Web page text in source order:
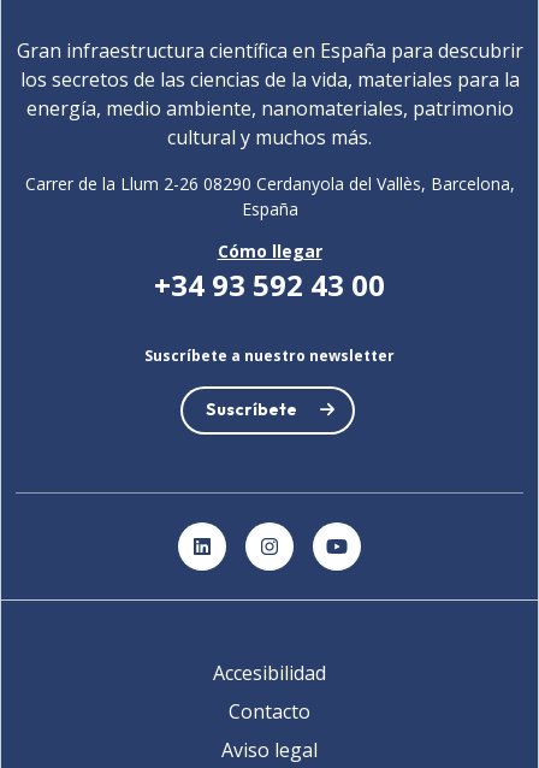
Gran infraestructura científica en España para descubrir
los secretos de las ciencias de la vida, materiales para la
energía, medio ambiente, nanomateriales, patrimonio
cultural y muchos más.
Carrer de la Llum 2-26 08290 Cerdanyola del Vallès, Barcelona,
España
Cómo llegar
+34 93 592 43 00
Suscríbete a nuestro newsletter
Suscríbete
LinkedInInstagramYouTube
Accesibilidad
Contacto
Aviso legal